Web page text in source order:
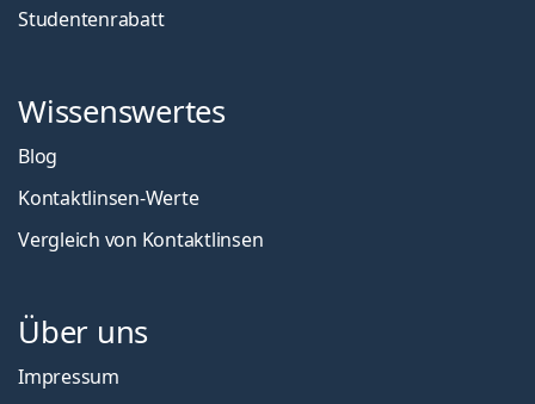
Studentenrabatt
Wissenswertes
Blog
Kontaktlinsen-Werte
Vergleich von Kontaktlinsen
Über uns
Impressum